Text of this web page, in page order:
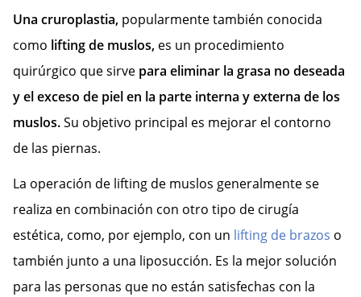
Una cruroplastia, popularmente también conocida
como lifting de muslos, es un procedimiento
quirúrgico que sirve para eliminar la grasa no deseada
y el exceso de piel en la parte interna y externa de los
muslos.Su objetivo principal es mejorar el contorno
de las piernas.
La operación de lifting de muslos generalmente se
realiza en combinación con otro tipo de cirugía
estética, como, por ejemplo, con un lifting de brazos o
también junto a una liposucción. Es la mejor solución
para las personas que no están satisfechas con la